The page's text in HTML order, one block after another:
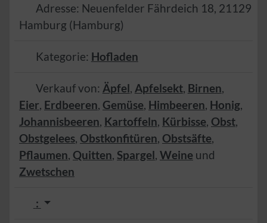
Adresse: Neuenfelder Fährdeich 18, 21129
Hamburg (Hamburg)
Kategorie: Hofladen
Verkauf von: Äpfel, Apfelsekt, Birnen,
Eier, Erdbeeren, Gemüse, Himbeeren, Honig,
Johannisbeeren, Kartoffeln, Kürbisse, Obst,
Obstgelees, Obstkonfitüren, Obstsäfte,
Pflaumen, Quitten, Spargel, Weine und
Zwetschen
: